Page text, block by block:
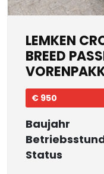
LEMKEN
BREED
€ 950
Baujahr
Status